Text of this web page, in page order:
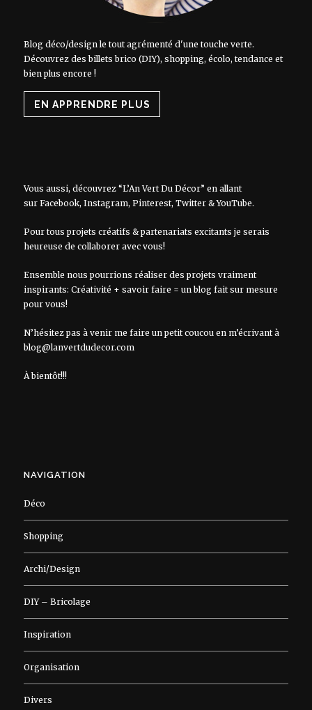
Blog déco/design le tout agrémenté d'une touche verte.
Découvrez des billets brico (DIY), shopping, écolo, tendance et
bien plus encore !
EN APPRENDRE PLUS
Vous aussi, découvrez “L’An Vert Du Décor” en allant
sur Facebook, Instagram, Pinterest, Twitter&YouTube.
Pour tous projets créatifs & partenariats excitants je serais
heureuse de collaborer avec vous!
Ensemble nous pourrions réaliser des projets vraiment
inspirants: Créativité + savoir faire = un blog fait sur mesure
pour vous!
N’hésitez pas à venir me faire un petit coucou en m’écrivant à
blog@lanvertdudecor.com
À bientôt!!!
NAVIGATION
Déco
Shopping
Archi/Design
DIY – Bricolage
Inspiration
Organisation
Divers